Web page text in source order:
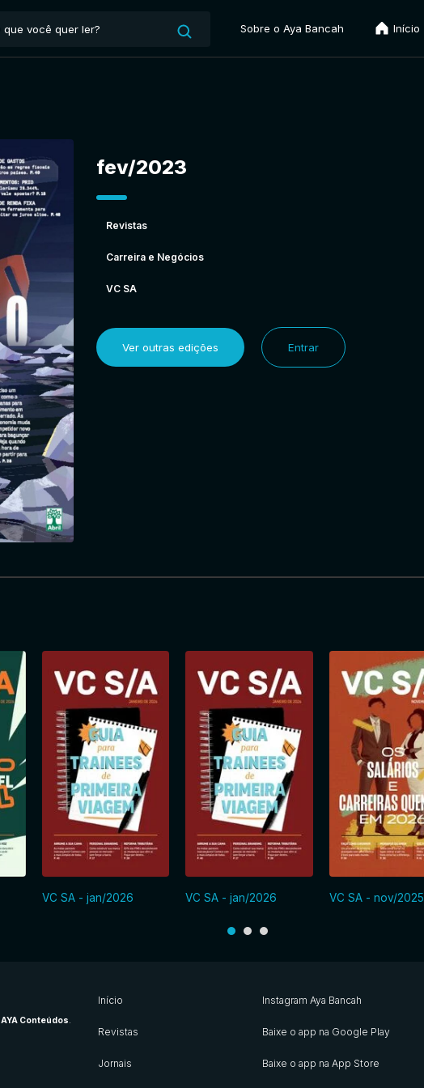
Sobre o Aya Bancah Início
fev/2023
Revistas
Carreira e Negócios
VC SA
Ver outras edições Entrar
VC SA - jan/2026 VC SA - jan/2026 VC SA - nov/2025
AYA Conteúdos
Início
Revistas
Jornais
Instagram Aya Bancah
Baixe o app na Google Play
Baixe o app na App Store